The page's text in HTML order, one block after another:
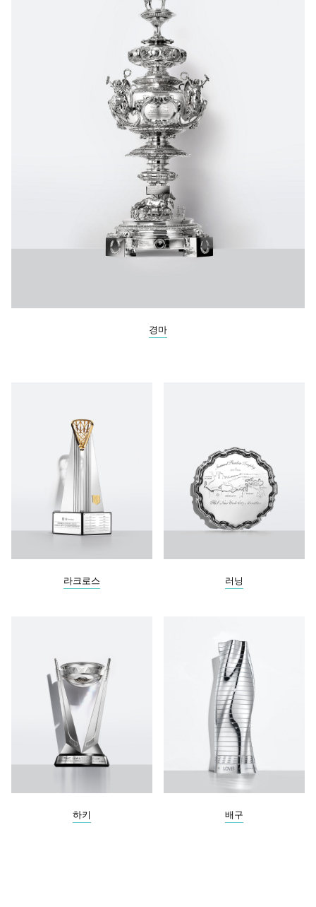
경마
라크로스 러닝
하키 배구